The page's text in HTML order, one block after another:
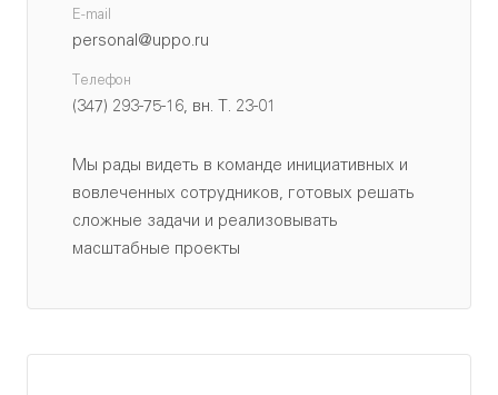
E-mail
personal@uppo.ru
Телефон
(347) 293-75-16, вн. Т. 23-01
Мы рады видеть в команде инициативных и
вовлеченных сотрудников, готовых решать
сложные задачи и реализовывать
масштабные проекты